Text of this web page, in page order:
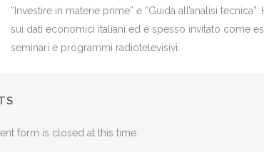
“Investire in materie prime” e “Guida all’analisi
sui dati economici italiani ed è spesso invitato come
seminari e programmi radiotelevisivi.
form is closed at this time.